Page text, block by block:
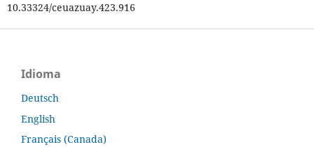
10.33324/ceuazuay.423.916
Idioma
Deutsch
English
Français (Canada)